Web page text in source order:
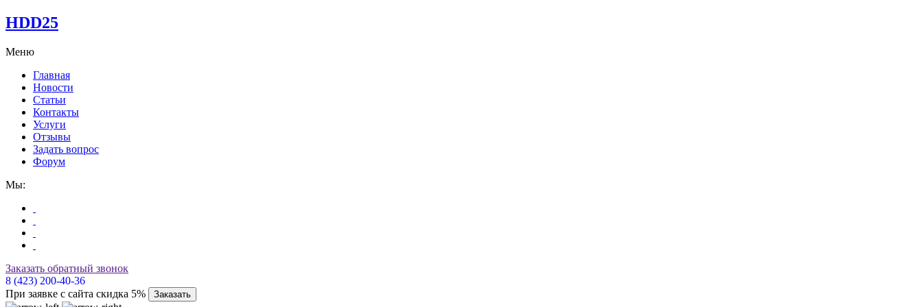
HDD25
Меню
Главная
Новости
Статьи
Контакты
Услуги
Отзывы
Задать вопрос
Форум
Мы:
Заказать обратный звонок
8 (423) 200-40-36
При заявке с сайта скидка 5%
Заказать